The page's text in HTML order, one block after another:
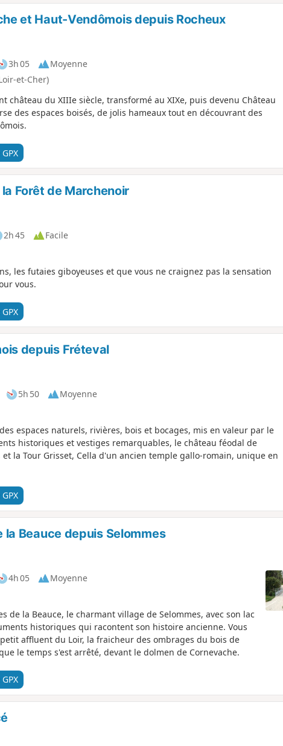
et Haut-Vendômois depuis Rocheux
3h 05
Moyenne
et-Cher)
château du XIIIe siècle, transformé au XIXe, puis devenu Château
des espaces boisés, de jolis hameaux tout en découvrant des
Forêt de Marchenoir
2h 45
Facile
les futaies giboyeuses et que vous ne craignez pas la sensation
vous.
depuis Fréteval
5h 50
Moyenne
espaces naturels, rivières, bois et bocages, mis en valeur par le
historiques et vestiges remarquables, le château féodal de
la Tour Grisset, Cella d'un ancien temple gallo-romain, unique en
la Beauce depuis Selommes
4h 05
Moyenne
de la Beauce, le charmant village de Selommes, avec son lac
historiques qui racontent son histoire ancienne. Vous
affluent du Loir, la fraicheur des ombrages du bois de
le temps s'est arrêté, devant le dolmen de Cornevache.